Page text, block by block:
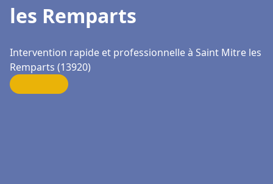
les Remparts
Intervention rapide et professionnelle à Saint Mitre les
Remparts (13920)